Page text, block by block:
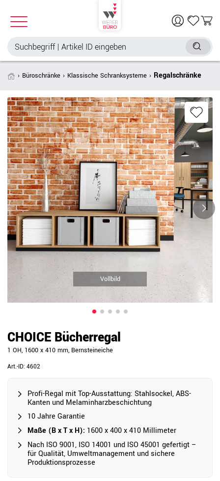
Büroschränke Klassische Schranksysteme Regalschränke
Vollbild
CHOICE Bücherregal
1 OH, 1600 x 410 mm, Bernsteineiche
Art.-ID: 4602
Profi-Regal mit Top-Ausstattung: Stahlsockel, ABS-
Kanten und Melaminharzbeschichtung
10 Jahre Garantie
Maße (B x T x H): 1600 x 400 x 410 Millimeter
Nach ISO 9001, ISO 14001 und ISO 45001 gefertigt –
für Qualität, Umweltmanagement und sichere
Produktionsprozesse